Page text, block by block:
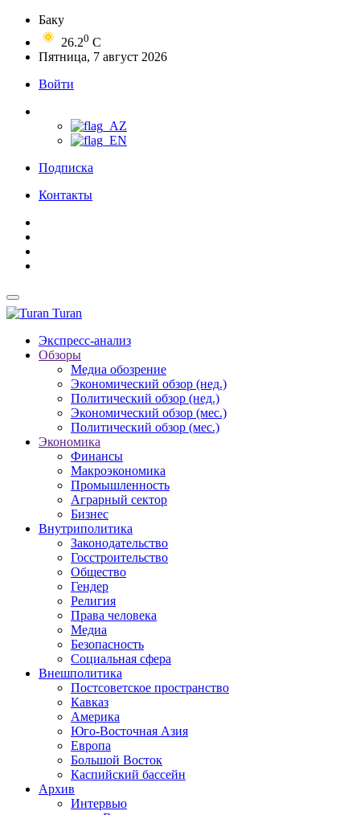
Баку
26.20 C
Пятница, 7 август 2026
Войти
Подписка
Контакты
Turan
Экспресс-анализ
Обзоры
Медиа обозрение
Экономический обзор (нед.)
Политический обзор (нед.)
Экономический обзор (мес.)
Политический обзор (мес.)
Экономика
Финансы
Макроэкономика
Промышленность
Аграрный сектор
Бизнес
Внутриполитика
Законодательство
Госстроительство
Общество
Гендер
Религия
Права человека
Медиа
Безопасность
Социальная сфера
Внешполитика
Постсоветское пространство
Кавказ
Америка
Юго-Восточная Азия
Европа
Большой Восток
Каспийский бассейн
Архив
Интервью